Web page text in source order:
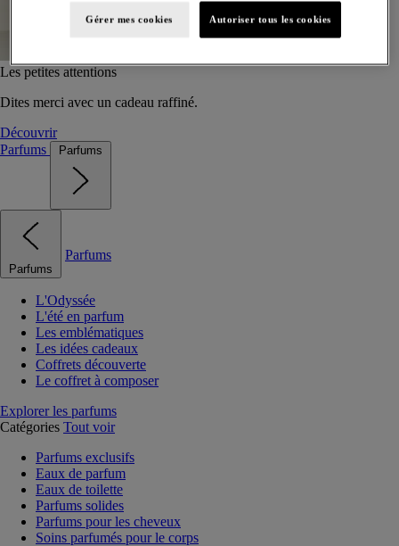
Les petites attentions
Dites merci avec un cadeau raffiné.
Découvrir
Parfums
Parfums
Parfums
Parfums
L'Odyssée
L'été en parfum
Les emblématiques
Les idées cadeaux
Coffrets découverte
Le coffret à composer
Explorer les parfums
Catégories Tout voir
Parfums exclusifs
Eaux de parfum
Eaux de toilette
Parfums solides
Parfums pour les cheveux
Soins parfumés pour le corps
Gérer mes cookies Autoriser tous les cookies